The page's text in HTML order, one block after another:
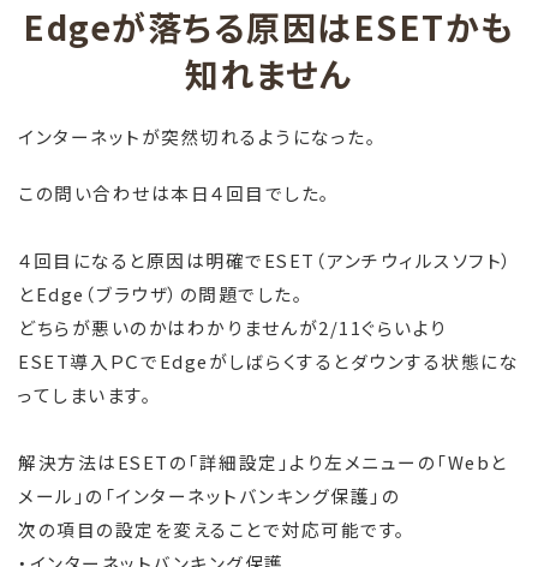
Edgeが落ちる原因はESETかも
知れません
インターネットが突然切れるようになった。
この問い合わせは本日４回目でした。
４回目になると原因は明確でESET（アンチウィルスソフト）
とEdge（ブラウザ）の問題でした。
どちらが悪いのかはわかりませんが2/11ぐらいより
ESET導入ＰＣでEdgeがしばらくするとダウンする状態にな
ってしまいます。
解決方法はESETの「詳細設定」より左メニューの「Webと
メール」の「インターネットバンキング保護」の
次の項目の設定を変えることで対応可能です。